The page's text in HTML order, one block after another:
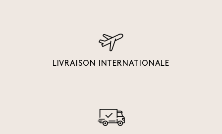
LIVRAISON INTERNATIONALE